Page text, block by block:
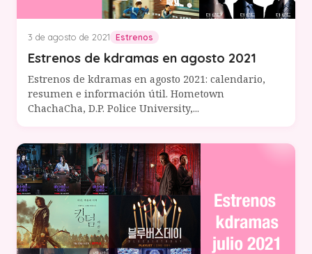
3 de agosto de 2021 Estrenos
Estrenos de kdramas en agosto 2021
Estrenos de kdramas en agosto 2021: calendario,
resumen e información útil. Hometown
ChachaCha, D.P. Police University,...